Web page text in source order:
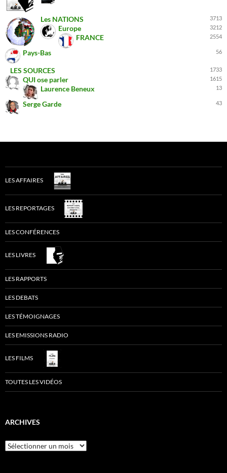
Les NATIONS 3713
Europe 3212
FRANCE 2554
Pays-Bas 56
LES SOURCES 1733
QUI ose parler 1615
Laurence Beneux 13
Serge Garde 43
LES AFFAIRES
LES REPORTAGES
LES CONFÉRENCES
LES LIVRES
LES RAPPORTS
LES DEBATS
LES TÉMOIGNAGES
LES EMISSIONS RADIO
LES FILMS
TOUTES LES VIDÉOS
ARCHIVES
Archives